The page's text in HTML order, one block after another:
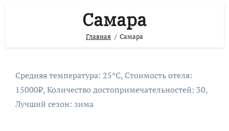
Самара
Главная Самара
Средняя температура: 25°C, Стоимость отеля:
15000₽, Количество достопримечательностей: 30,
Лучший сезон: зима